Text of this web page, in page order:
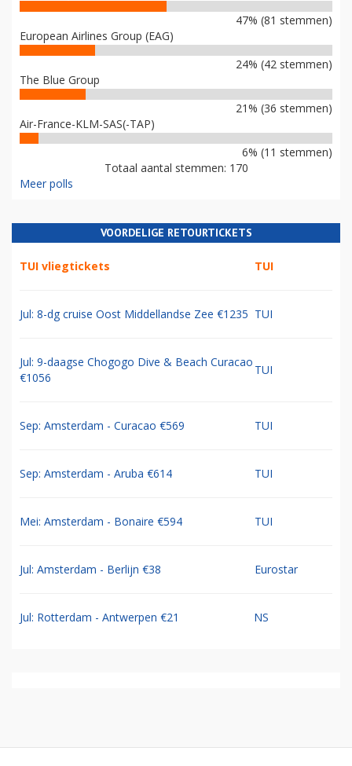
47% (81 stemmen)
European Airlines Group (EAG)
24% (42 stemmen)
The Blue Group
21% (36 stemmen)
Air-France-KLM-SAS(-TAP)
6% (11 stemmen)
Totaal aantal stemmen: 170
Meer polls
VOORDELIGE RETOURTICKETS
TUI vliegtickets TUI
Jul: 8-dg cruise Oost Middellandse Zee €1235 TUI
Jul: 9-daagse Chogogo Dive & Beach Curacao
€1056
TUI
Sep: Amsterdam - Curacao €569 TUI
Sep: Amsterdam - Aruba €614 TUI
Mei: Amsterdam - Bonaire €594 TUI
Jul: Amsterdam - Berlijn €38 Eurostar
Jul: Rotterdam - Antwerpen €21 NS